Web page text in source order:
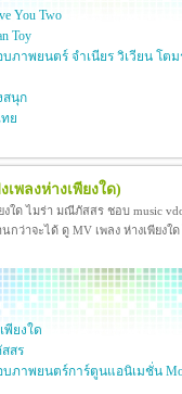
You Two
Toy
บภาพยนตร์ จำเนียร วิเวียน โตม
สนุก
ทย
เพลงห่างเพียงใด)
ใด ไมร่า มณีภัสสร ชอบ music
กว่าจะได้ ดู MV เพลง ห่างเพียง
พียงใด
สร
บภาพยนตร์การ์ตูนแอนิเมชั่น